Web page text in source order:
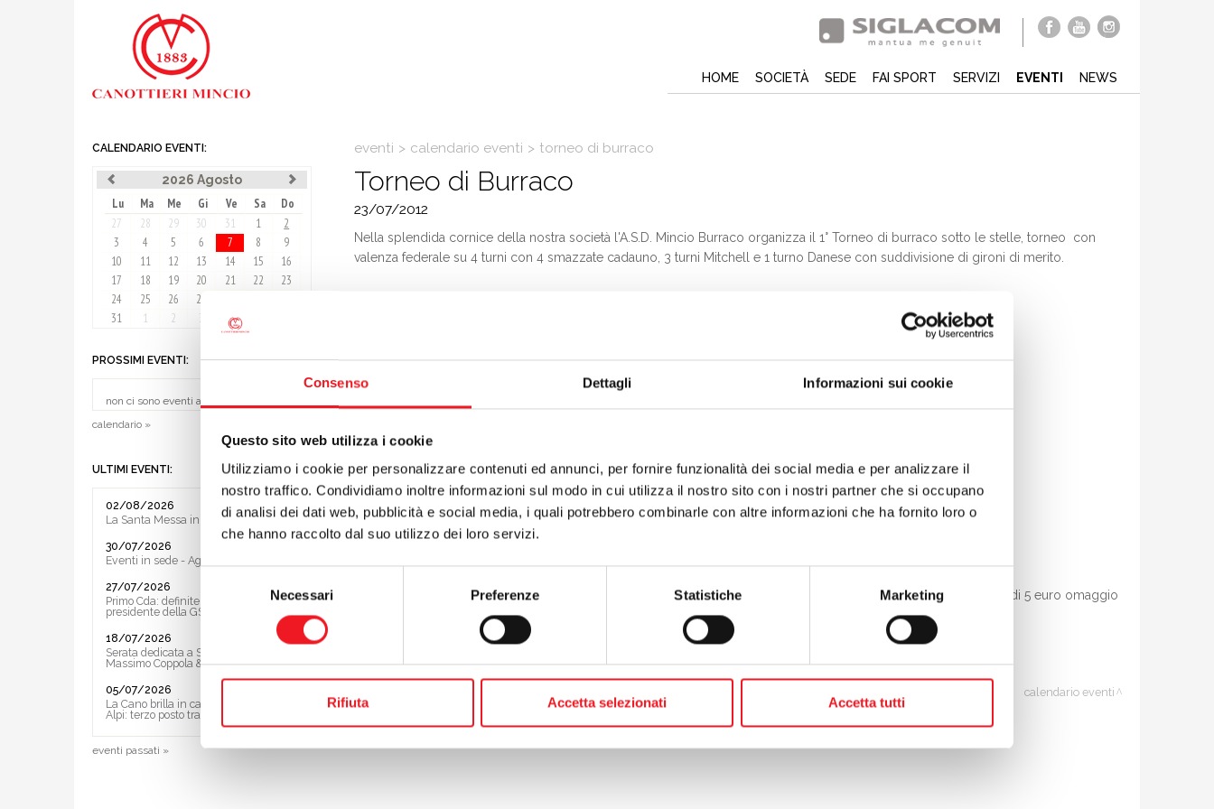
Consenso Dettagli Informazioni sui cookie
Questo sito web utilizza i cookie
Utilizziamo i cookie per personalizzare contenuti ed annunci, per fornire funzionalità dei social media e per analizzare il
nostro traffico. Condividiamo inoltre informazioni sul modo in cui utilizza il nostro sito con i nostri partner che si occupano
di analisi dei dati web, pubblicità e social media, i quali potrebbero combinarle con altre informazioni che ha fornito loro o
che hanno raccolto dal suo utilizzo dei loro servizi.
consenso
Necessari Preferenze Statistiche Marketing
Rifiuta Accetta selezionati Accetta tutti
HOME SOCIETÀ SEDE FAI SPORT SERVIZI EVENTI NEWS
CALENDARIO EVENTI:
2026 Agosto
Lu Ma Me Gi Ve Sa
Do
27
28 29 30 31 1
2
3
4 5 6 7 8
9
10
11 12 13 14 15
16
17
18 19 20 21 22
23
24
25 26 27
31
1 2 3 4
PROSSIMI EVENTI:
non ci sono eventi al momento
calendario »
ULTIMI EVENTI:
02/08/2026
La Santa Messa in riva al lago
30/07/2026
Eventi in sede - Agosto 2026
27/07/2026
Primo Cda: definite le Vice ed il
presidente della GS
18/07/2026
Serata dedicata a Sting e ai Police con
Massimo Coppola & Band
05/07/2026
La Cano brilla in casa al Trofeo delle
Alpi: terzo posto tra le società
eventi passati »
eventi > calendario eventi > torneo di burraco
Torneo di Burraco
23/07/2012
Nella splendida cornice della nostra società l'A.S.D. Mincio Burraco organizza il 1° Torneo di burraco sotto le stelle, torneo con
valenza federale su 4 turni con 4 smazzate cadauno, 3 turni Mitchell e 1 turno Danese con suddivisione di gironi di merito.
Programma
Premi
60% dell'incasso e comunque secondo regolamento F.I.T.A.B.
I non tesserati potranno effettuare il tesseramento al momento del torneo con tessera estiva omaggio del costo di 5 euro omaggio
INFORMAZIONI E PRENOTAZIONI
successivo:
l'assemblea del 28 novembre
calendario eventi